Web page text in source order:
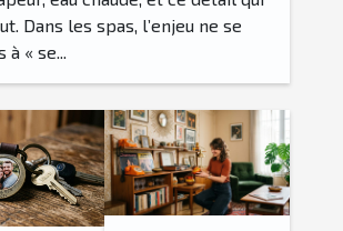
Dans les spas, l’enjeu ne se
« se...